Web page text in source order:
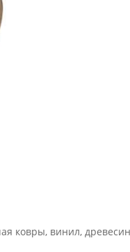
винил,